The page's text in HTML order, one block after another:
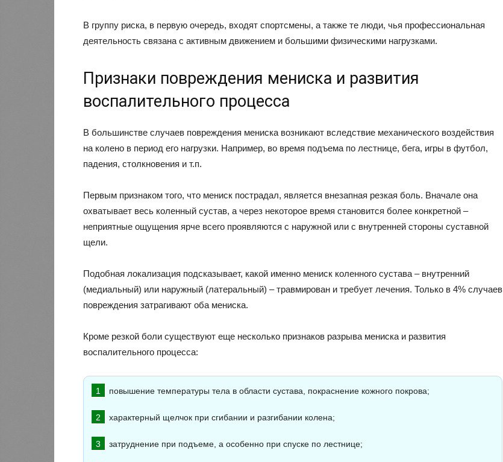
В группу риска, в первую очередь, входят спортсмены, а также те люди, чья профессиональная
деятельность связана с активным движением и большими физическими нагрузками.
Признаки повреждения мениска и развития
воспалительного процесса
В большинстве случаев повреждения мениска возникают вследствие механического воздействия
на колено в период его нагрузки. Например, во время подъема по лестнице, бега, игры в футбол,
падения, столкновения и т.п.
Первым признаком того, что мениск пострадал, является внезапная резкая боль. Вначале она
охватывает весь коленный сустав, а через некоторое время становится более конкретной –
неприятные ощущения ярче всего проявляются с наружной или с внутренней стороны суставной
щели.
Подобная локализация подсказывает, какой именно мениск коленного сустава – внутренний
(медиальный) или наружный (латеральный) – травмирован и требует лечения. Только в 4% случаев
повреждения затрагивают оба мениска.
Кроме резкой боли существуют еще несколько признаков разрыва мениска и развития
воспалительного процесса:
повышение температуры тела в области сустава, покраснение кожного покрова;
характерный щелчок при сгибании и разгибании колена;
затруднение при подъеме, а особенно при спуске по лестнице;